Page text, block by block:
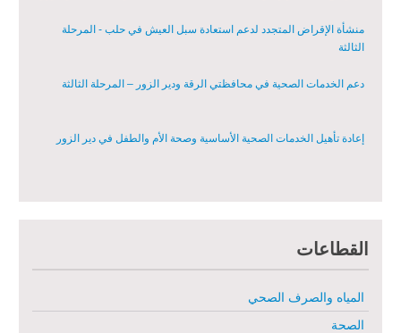
منشأة الإقراض المتجدد لدعم استعادة سبل العيش في حلب - المرحلة
الثالثة
دعم الخدمات الصحية في محافظتي الرقة ودير الزور – المرحلة الثالثة
إعادة تأهيل الخدمات الصحية الأساسية وصحة الأم والطفل في دير الزور
مشروع إعادة تأهيل المأوى والبنية التحتية المستدامة في محافظة السويداء
مبادرة متعددة القطاعات لإعادة التأهيل في مدينة جسر الشغور
القطاعات
المياه والصرف الصحي
الصحة